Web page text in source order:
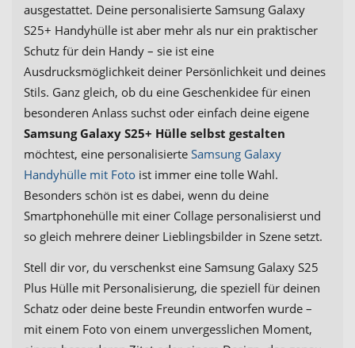
ausgestattet. Deine personalisierte Samsung Galaxy
S25+ Handyhülle ist aber mehr als nur ein praktischer
Schutz für dein Handy – sie ist eine
Ausdrucksmöglichkeit deiner Persönlichkeit und deines
Stils. Ganz gleich, ob du eine Geschenkidee für einen
besonderen Anlass suchst oder einfach deine eigene
Samsung Galaxy S25+ Hülle selbst gestalten
möchtest, eine personalisierte Samsung Galaxy
Handyhülle mit Foto ist immer eine tolle Wahl.
Besonders schön ist es dabei, wenn du deine
Smartphonehülle mit einer Collage personalisierst und
so gleich mehrere deiner Lieblingsbilder in Szene setzt.
Stell dir vor, du verschenkst eine Samsung Galaxy S25
Plus Hülle mit Personalisierung, die speziell für deinen
Schatz oder deine beste Freundin entworfen wurde –
mit einem Foto von einem unvergesslichen Moment,